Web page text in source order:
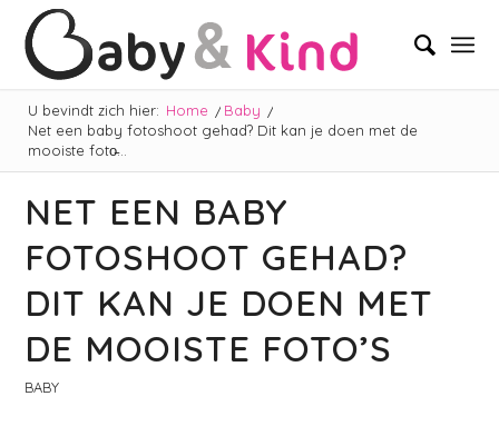
U bevindt zich hier: Home / Baby /
Net een baby fotoshoot gehad? Dit kan je doen met de
mooiste foto̵...
NET EEN BABY
FOTOSHOOT GEHAD?
DIT KAN JE DOEN MET
DE MOOISTE FOTO’S
BABY